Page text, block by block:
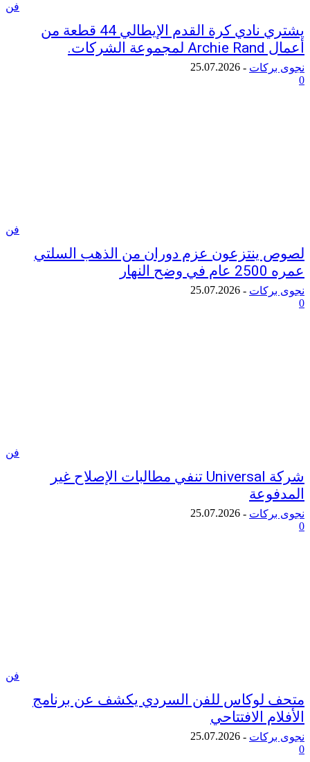
يشتري نادي كرة القدم الإيطالي 44 قطعة من
-
25.07.2026
ينتزعون عزم دوران من الذهب السلتي
-
25.07.2026
شركة Universal تنفي مطالبات الإصلاح غير
-
25.07.2026
لوكاس للفن السردي يكشف عن برنامج
الافتتاحي
-
25.07.2026